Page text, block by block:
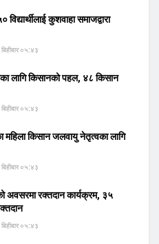
विद्यार्थीलाई कुशवाहा समाजद्वारा
०५:४३
लागि किसानको पहल, ४८ किसान
०५:४३
महिला किसान जलवायु नेतृत्वका लागि
०५:४३
अवसरमा रक्तदान कार्यक्रम, ३५
०५:४३